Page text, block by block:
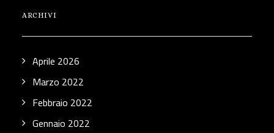
ARCHIVI
Aprile 2026
Marzo 2022
Febbraio 2022
Gennaio 2022